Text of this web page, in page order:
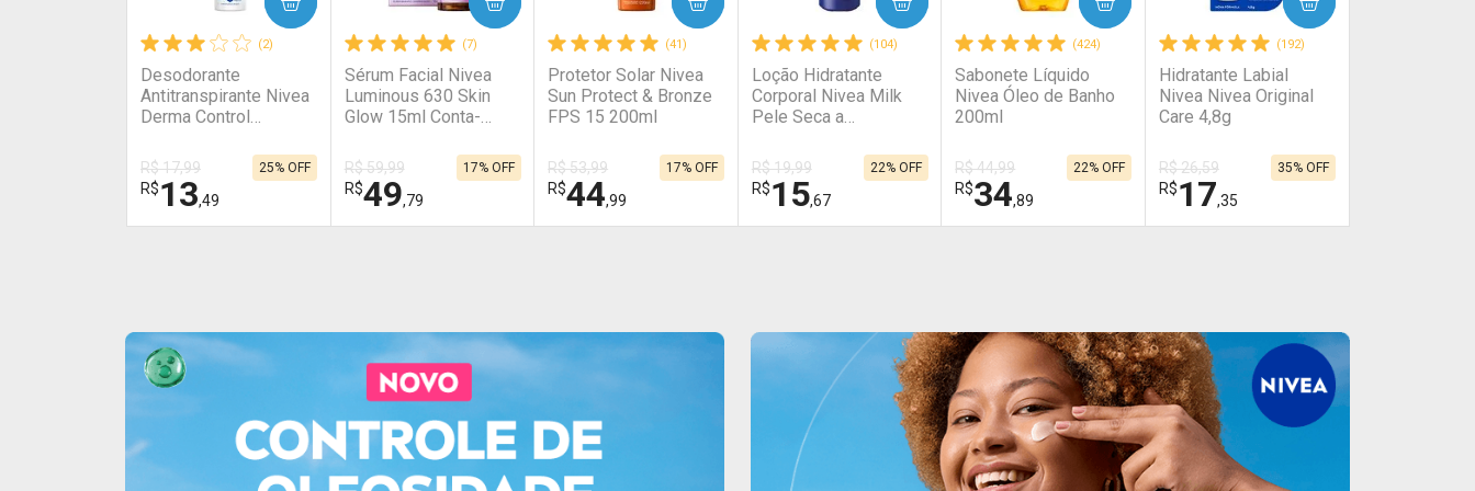
(2)
Desodorante
Antitranspirante Nivea
Derma Control
Aerossol
R$ 17,99
R$13,49
25% OFF
(7)
Sérum Facial Nivea
Luminous 630 Skin
Glow 15ml Conta-
R$ 59,99
R$49,79
17% OFF
(41)
Protetor Solar Nivea
Sun Protect & Bronze
FPS 15 200ml
R$ 53,99
R$44,99
17% OFF
(104)
Loção Hidratante
Corporal Nivea Milk
Pele Seca a
R$ 19,99
R$15,67
22% OFF
(424)
Sabonete Líquido
Nivea Óleo de Banho
200ml
R$ 44,99
R$34,89
22% OFF
(192)
Hidratante Labial
Nivea Nivea Original
Care 4,8g
R$ 26,59
R$17,35
35% OFF